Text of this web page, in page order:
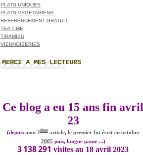
PLATS UNIQUES
PLATS VEGETARIENS
REFERENCEMENT GRATUIT
TEA TIME
TIRAMISU
VIENNOISERIES
MERCI A MES LECTEURS
Ce blog a eu 15 ans fin avril
23
(depuis mon 2èmearticle, le premier fut écrit en octobre
2005 puis, longue pause ...)
3 138 291 visites au 18 avril 2023